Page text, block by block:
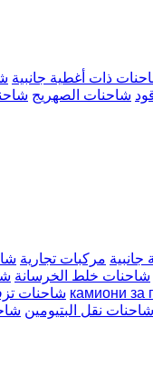
ذات أغطية جانبية
شاحنات الصهريج
مركبات تجارية
شاحنات خلط الخرسانة
камиони за شاحنات
شاحنات نقل البتيومين